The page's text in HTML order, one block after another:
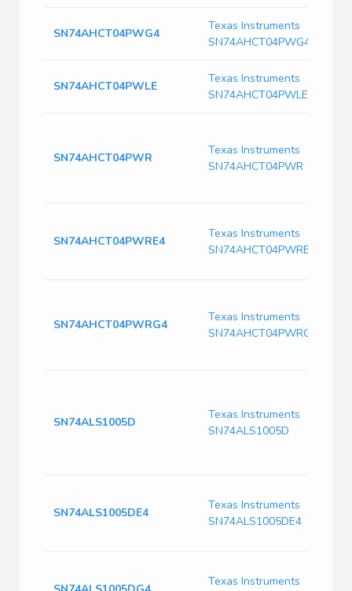
SN74AHCT04PWG4
Texas Instruments
SN74AHCT04PWG4
SN74AHCT04PWLE
Texas Instruments
SN74AHCT04PWLE
SN74AHCT04PWR
Texas Instruments
SN74AHCT04PWR
SN74AHCT04PWRE4
Texas Instruments
SN74AHCT04PWRE4
SN74AHCT04PWRG4
Texas Instruments
SN74AHCT04PWRG4
SN74ALS1005D
Texas Instruments
SN74ALS1005D
SN74ALS1005DE4
Texas Instruments
SN74ALS1005DE4
Texas Instruments